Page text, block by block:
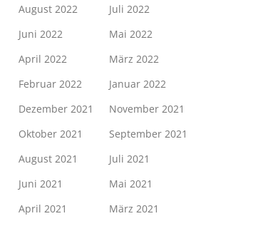
August 2022
Juli 2022
Juni 2022
Mai 2022
April 2022
März 2022
Februar 2022
Januar 2022
Dezember 2021
November 2021
Oktober 2021
September 2021
August 2021
Juli 2021
Juni 2021
Mai 2021
April 2021
März 2021